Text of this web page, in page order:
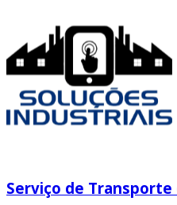
Serviço de